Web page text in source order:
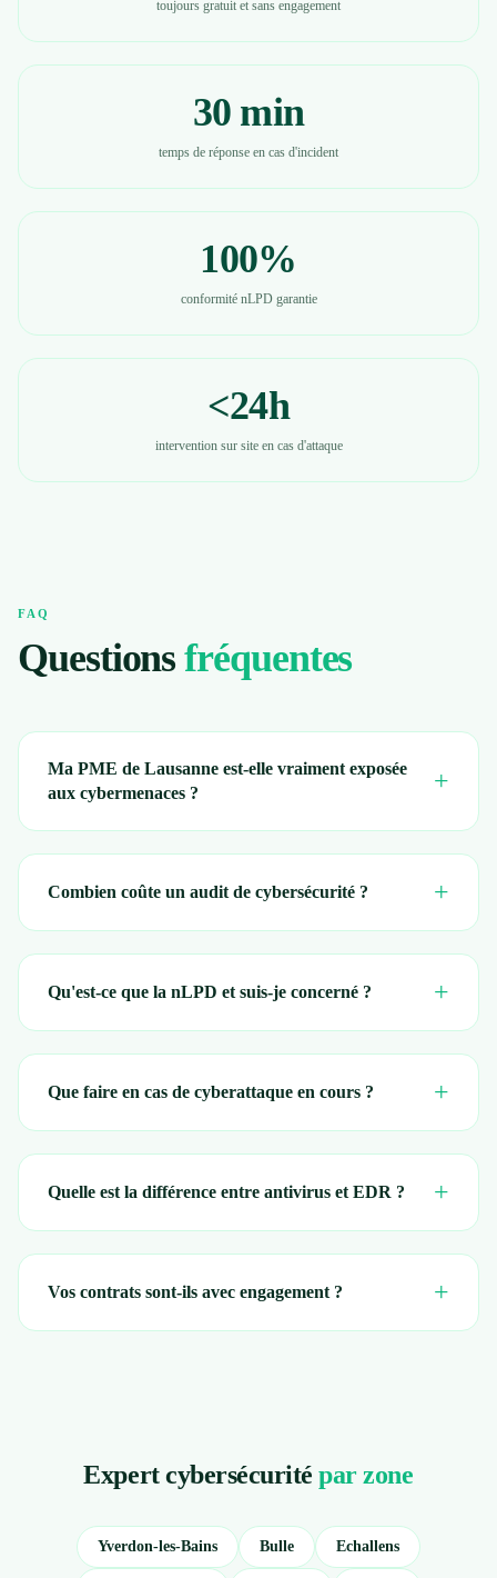
toujours gratuit et sans engagement
30 min
temps de réponse en cas d'incident
100%
conformité nLPD garantie
<24h
intervention sur site en cas d'attaque
FAQ
Questionsfréquentes
Ma PME de Lausanne est-elle vraiment exposée
aux cybermenaces ?
+
Combien coûte un audit de cybersécurité ? +
Qu'est-ce que la nLPD et suis-je concerné ? +
Que faire en cas de cyberattaque en cours ? +
Quelle est la différence entre antivirus et EDR ? +
Vos contrats sont-ils avec engagement ? +
Expert cybersécuritépar zone
Yverdon-les-Bains Bulle Echallens